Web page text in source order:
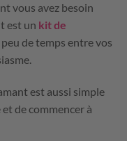
vous avez besoin
est un kit de
de temps entre vos
est aussi simple
de commencer à